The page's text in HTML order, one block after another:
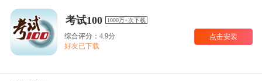
考试100 1000万+次下载
综合评分：4.9分
好友已下载
点击安装